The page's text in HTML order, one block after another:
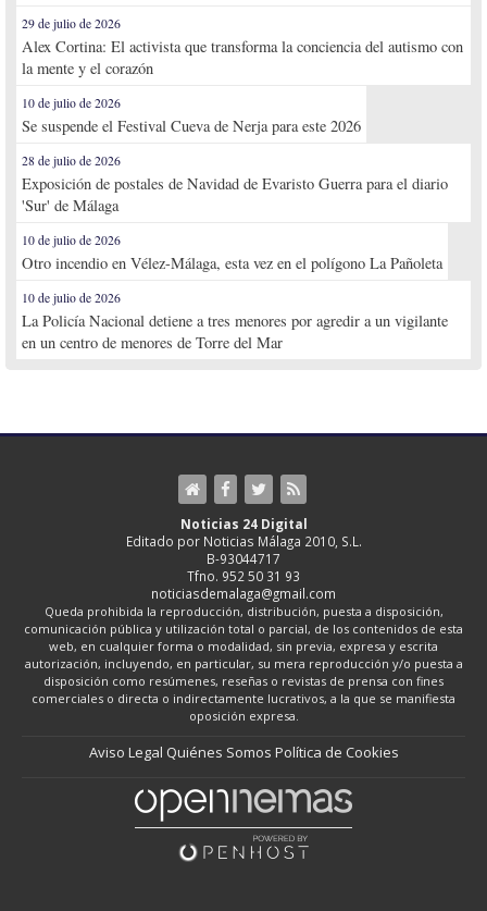
29 de julio de 2026
Alex Cortina: El activista que transforma la conciencia del autismo con
la mente y el corazón
10 de julio de 2026
Se suspende el Festival Cueva de Nerja para este 2026
28 de julio de 2026
Exposición de postales de Navidad de Evaristo Guerra para el diario
'Sur' de Málaga
10 de julio de 2026
Otro incendio en Vélez-Málaga, esta vez en el polígono La Pañoleta
10 de julio de 2026
La Policía Nacional detiene a tres menores por agredir a un vigilante
en un centro de menores de Torre del Mar
Noticias 24 Digital
Editado por Noticias Málaga 2010, S.L.
B-93044717
Tfno. 952 50 31 93
noticiasdemalaga@gmail.com
Queda prohibida la reproducción, distribución, puesta a disposición,
comunicación pública y utilización total o parcial, de los contenidos de esta
web, en cualquier forma o modalidad, sin previa, expresa y escrita
autorización, incluyendo, en particular, su mera reproducción y/o puesta a
disposición como resúmenes, reseñas o revistas de prensa con fines
comerciales o directa o indirectamente lucrativos, a la que se manifiesta
oposición expresa.
Aviso Legal Quiénes Somos Política de Cookies